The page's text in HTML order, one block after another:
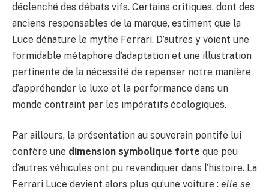
déclenché des débats vifs. Certains critiques, dont des
anciens responsables de la marque, estiment que la
Luce dénature le mythe Ferrari. D’autres y voient une
formidable métaphore d’adaptation et une illustration
pertinente de la nécessité de repenser notre manière
d’appréhender le luxe et la performance dans un
monde contraint par les impératifs écologiques.
Par ailleurs, la présentation au souverain pontife lui
confère une dimension symbolique forte que peu
d’autres véhicules ont pu revendiquer dans l’histoire. La
Ferrari Luce devient alors plus qu’une voiture : elle se